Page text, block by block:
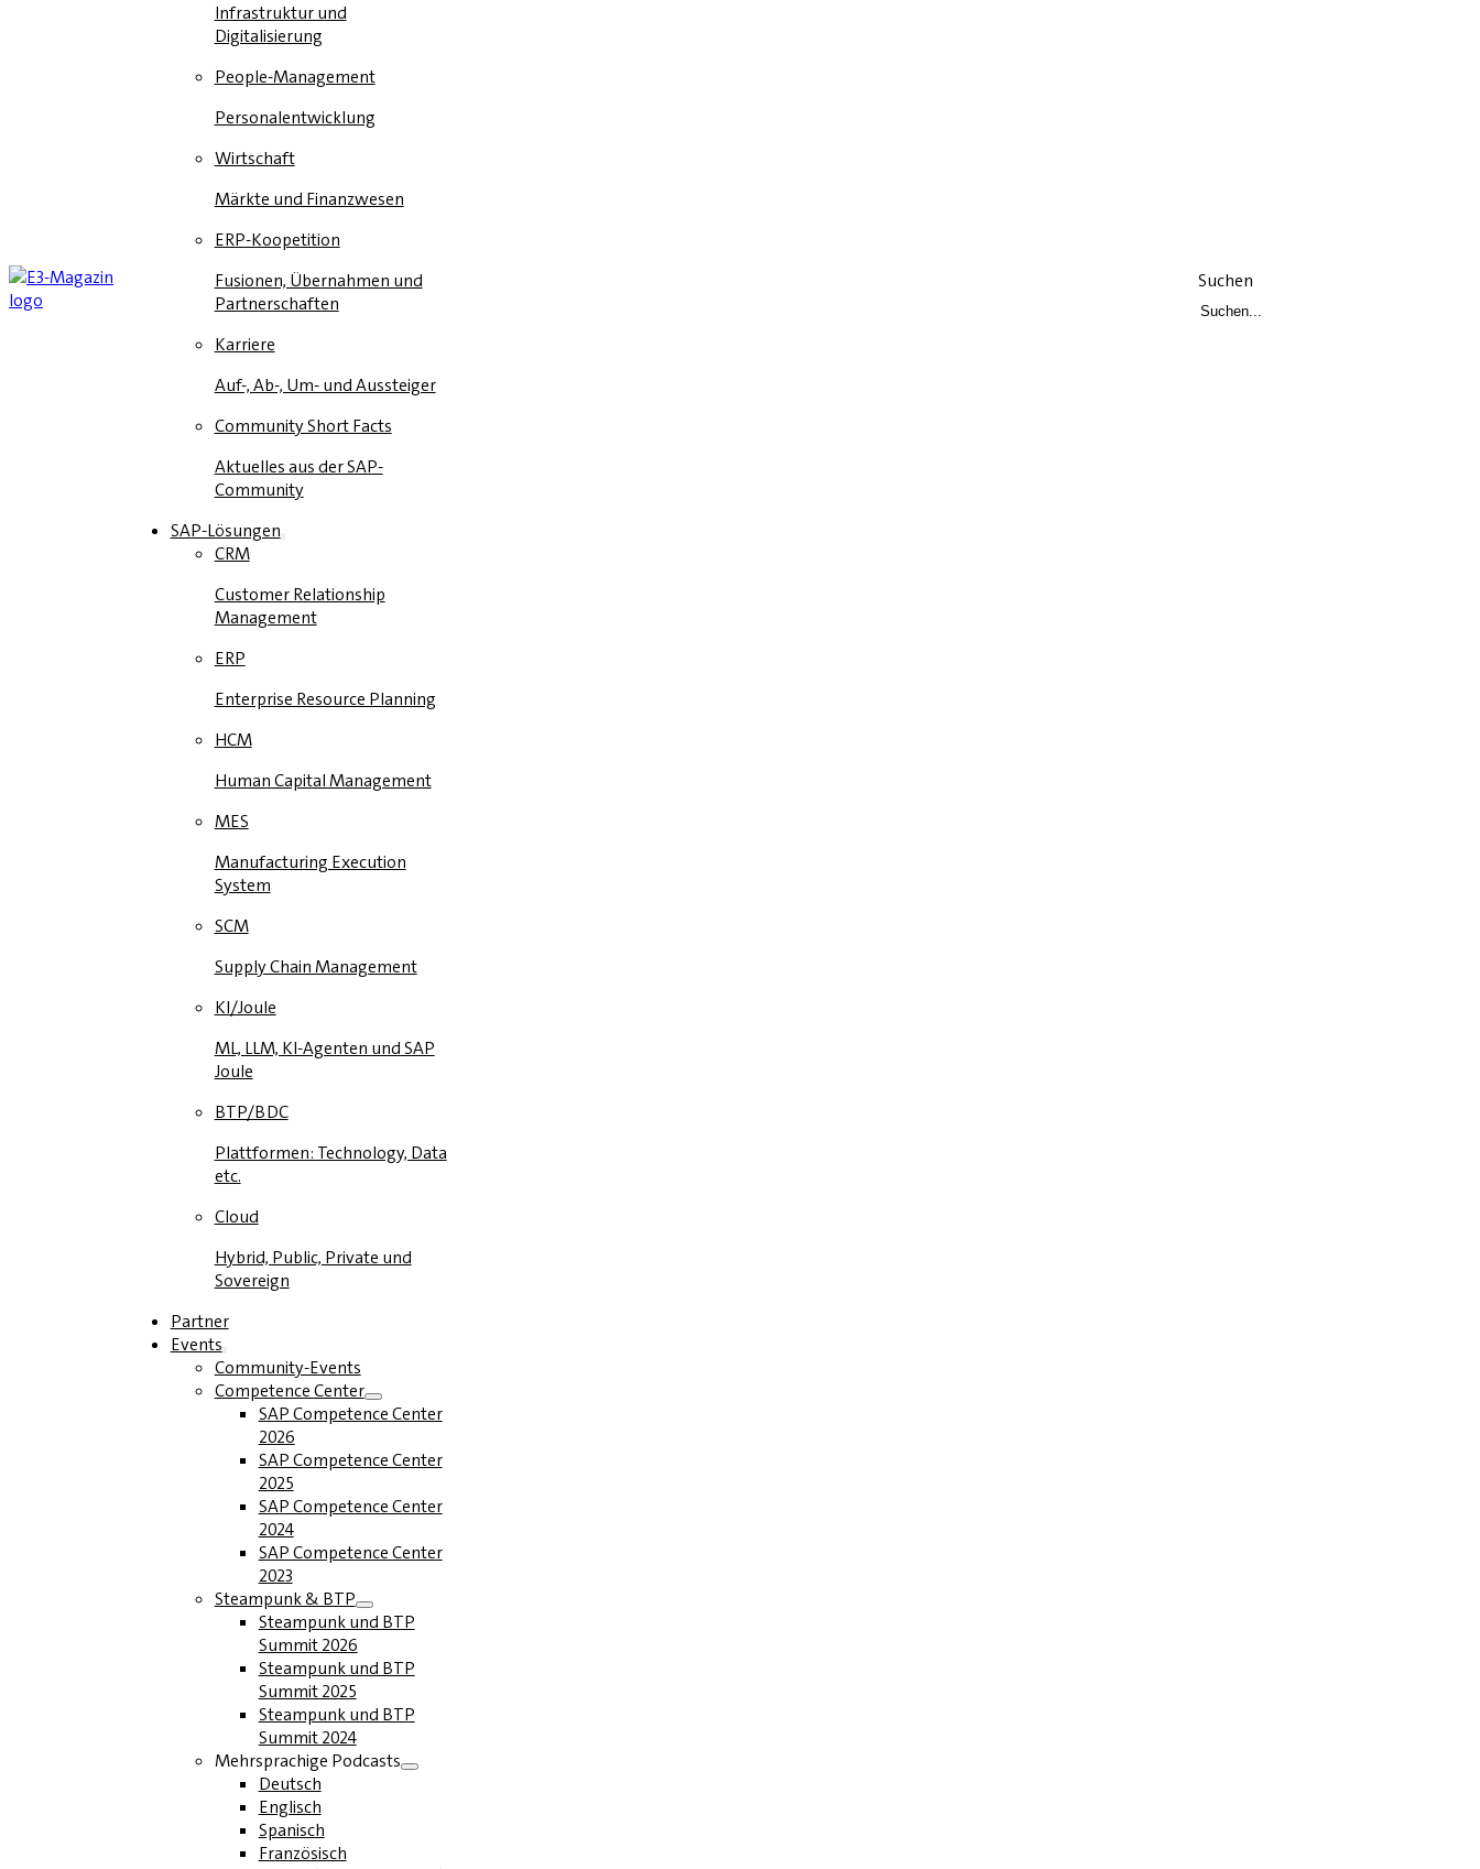
Infrastruktur und
Digitalisierung
People-Management
Personalentwicklung
Wirtschaft
Märkte und Finanzwesen
ERP-Koopetition
Fusionen, Übernahmen und
Partnerschaften
Karriere
Auf-, Ab-, Um- und Aussteiger
Community Short Facts
Aktuelles aus der SAP-
Community
SAP-Lösungen
CRM
Customer Relationship
Management
ERP
Enterprise Resource Planning
HCM
Human Capital Management
MES
Manufacturing Execution
System
SCM
Supply Chain Management
KI/Joule
ML, LLM, KI-Agenten und SAP
Joule
BTP/BDC
Plattformen: Technology, Data
etc.
Cloud
Hybrid, Public, Private und
Sovereign
Partner
Events
Community-Events
Competence Center
SAP Competence Center
2026
SAP Competence Center
2025
SAP Competence Center
2024
SAP Competence Center
2023
Steampunk & BTP
Steampunk und BTP
Summit 2026
Steampunk und BTP
Summit 2025
Steampunk und BTP
Summit 2024
Mehrsprachige Podcasts
Deutsch
Englisch
Spanisch
Französisch
Suchen